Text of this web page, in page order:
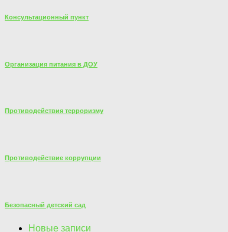
Консультационный пункт
Организация питания в ДОУ
Противодействия терроризму
Противодействие коррупции
Безопасный детский сад
Новые записи